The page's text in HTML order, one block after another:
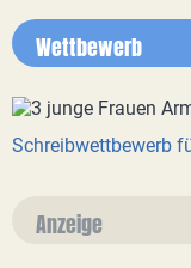
Wettbewerb
Schreibwettbewerb
Anzeige